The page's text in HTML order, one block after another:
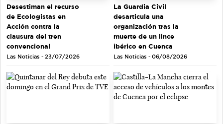
Desestiman el recurso
de Ecologistas en
Acción contra la
clausura del tren
convencional
Las Noticias - 23/07/2026
La Guardia Civil
desarticula una
organización tras la
muerte de un lince
ibérico en Cuenca
Las Noticias - 06/08/2026